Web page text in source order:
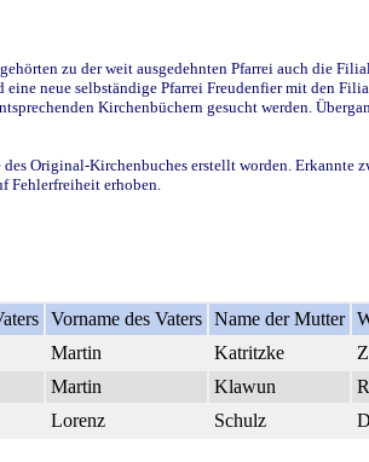
zu der weit ausgedehnten Pfarrei auch die
neue selbständige Pfarrei Freudenfier mit den
Kirchenbüchern gesucht werden.
Original-Kirchenbuches erstellt worden. Erkannte
Fehlerfreiheit erhoben.
Vorname des Vaters Name der Mutter
Martin Katritzke
Martin Klawun
Lorenz Schulz